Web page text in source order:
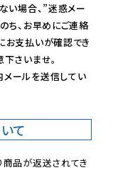
い場合、”迷惑メー
ち、お早めにご連絡
お支払いが確認でき
さいませ。
ールを送信してい
て
品が返送されてき